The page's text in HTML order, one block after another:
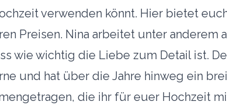
verwenden könnt. Hier bietet
Preisen. Nina arbeitet unter anderem
wie wichtig die Liebe zum Detail ist.
und hat über die Jahre hinweg ein
die ihr für euer Hochzeit